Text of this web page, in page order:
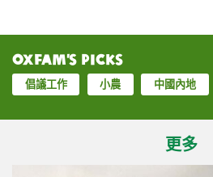
Oxfam’s Picks
倡議工作 小農 中國內地
更多